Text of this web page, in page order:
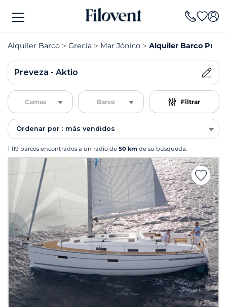
Alquiler Barco Grecia Mar Jónico Alquiler Barco
Preveza - Aktio
Camas Barco Filtrar
Ordenar por : más vendidos
1 119 barcos encontrados a un radio de 50 km de su búsqueda.